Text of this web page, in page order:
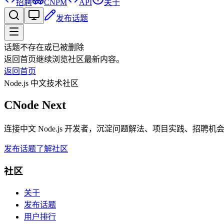
招聘 CNPM API
关于
发布话题
话题不存在或已被删除
返回首页继续浏览社区最新内容。
返回首页
Node.js 中文技术社区
CNode Next
连接中文 Node.js 开发者，沉淀问题解法、项目实践、招聘机会
发布话题了解社区
社区
关于
发布话题
用户排行